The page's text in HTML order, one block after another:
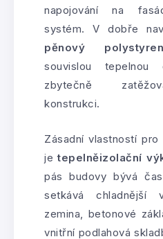
napojování na
systém. V dobře
pěnový
souvislou
zbytečně
konstrukci.
Zásadní vlastností
jetepelněizolační
pás budovy bývá
setkává chladnější
zemina, betonové
vnitřní podlahová